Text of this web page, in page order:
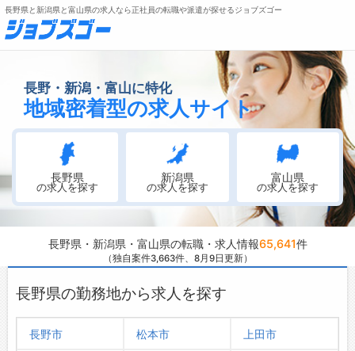
無料会員登録 ログイン
メニュー
詳細情報で求人を探す
転職ノウハウ(応募書類の書き方・面接対策など)
ジョブズゴーについて
長野県と新潟県と富山県の求人なら正社員の転職や派遣が探せるジョブズゴー
長野・新潟・富山に特化
地域密着型の求人サイト
長野県
の求人を探す
新潟県
の求人を探す
富山県
の求人を探す
長野県・新潟県・富山県の転職・求人情報65,641件
（独自案件3,663件、8月9日更新）
長野県の勤務地から求人を探す
長野市 松本市 上田市